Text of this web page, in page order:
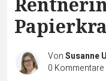
VonSusanne
0 Kommentare